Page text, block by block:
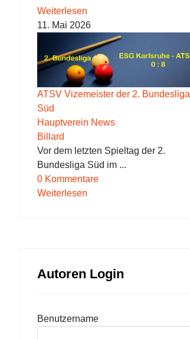
Weiterlesen
11. Mai 2026
ATSV Vizemeister der 2. Bundesliga
Süd
Hauptverein News
Billard
Vor dem letzten Spieltag der 2.
Bundesliga Süd im ...
0 Kommentare
Weiterlesen
Autoren Login
Benutzername